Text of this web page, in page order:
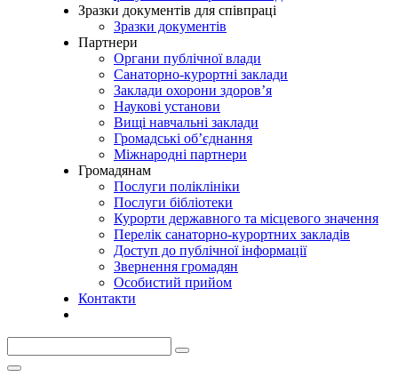
Зразки документів для співпраці
Зразки документів
Партнери
Органи публічної влади
Санаторно-курортні заклади
Заклади охорони здоров’я
Наукові установи
Вищі навчальні заклади
Громадські об’єднання
Міжнародні партнери
Громадянам
Послуги поліклініки
Послуги бібліотеки
Курорти державного та місцевого значення
Перелік санаторно-курортних закладів
Доступ до публічної інформації
Звернення громадян
Особистий прийом
Контакти